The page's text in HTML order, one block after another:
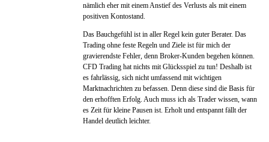
nämlich eher mit einem Anstief des Verlusts als mit einem
positiven Kontostand.
Das Bauchgefühl ist in aller Regel kein guter Berater. Das
Trading ohne feste Regeln und Ziele ist für mich der
gravierendste Fehler, denn Broker-Kunden begehen können.
CFD Trading hat nichts mit Glücksspiel zu tun! Deshalb ist
es fahrlässig, sich nicht umfassend mit wichtigen
Marktnachrichten zu befassen. Denn diese sind die Basis für
den erhofften Erfolg. Auch muss ich als Trader wissen, wann
es Zeit für kleine Pausen ist. Erholt und entspannt fällt der
Handel deutlich leichter.